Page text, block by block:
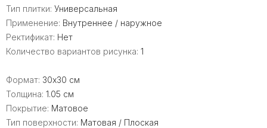
Тип плитки: Универсальная
Применение: Внутреннее / наружное
Ректификат: Нет
Количество вариантов рисунка: 1
Формат: 30x30 см
Толщина: 1.05 см
Покрытие: Матовое
Тип поверхности: Матовая / Плоская